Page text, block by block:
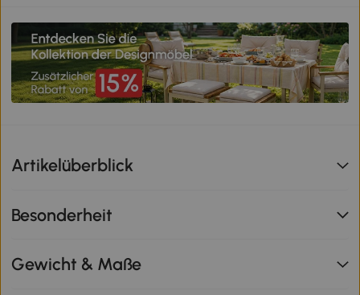
Artikelüberblick
Besonderheit
Gewicht & Maße